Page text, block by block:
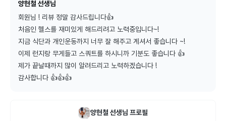
양현철 선생님
회원님 ! 리뷰 정말 감사드립니다👍
처음인 헬스를 재미있게 해드리려고 노력중입니다~!
지금 식단과 개인운동까지 너무 잘 해주고 계셔서 좋습니다 ~!
이제 런지랑 무게들고 스쿼트를 하시니까 기분도 좋습니다 👍
제가 끝날때까지 많이 알려드리고 노력하겠습니다 !
감사합니다 👍👍👍
양현철 선생님 프로필